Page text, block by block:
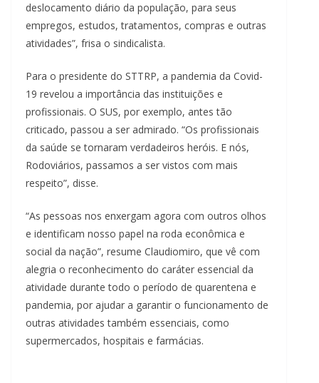
deslocamento diário da população, para seus
empregos, estudos, tratamentos, compras e outras
atividades”, frisa o sindicalista.
Para o presidente do STTRP, a pandemia da Covid-
19 revelou a importância das instituições e
profissionais. O SUS, por exemplo, antes tão
criticado, passou a ser admirado. “Os profissionais
da saúde se tornaram verdadeiros heróis. E nós,
Rodoviários, passamos a ser vistos com mais
respeito”, disse.
“As pessoas nos enxergam agora com outros olhos
e identificam nosso papel na roda econômica e
social da nação”, resume Claudiomiro, que vê com
alegria o reconhecimento do caráter essencial da
atividade durante todo o período de quarentena e
pandemia, por ajudar a garantir o funcionamento de
outras atividades também essenciais, como
supermercados, hospitais e farmácias.